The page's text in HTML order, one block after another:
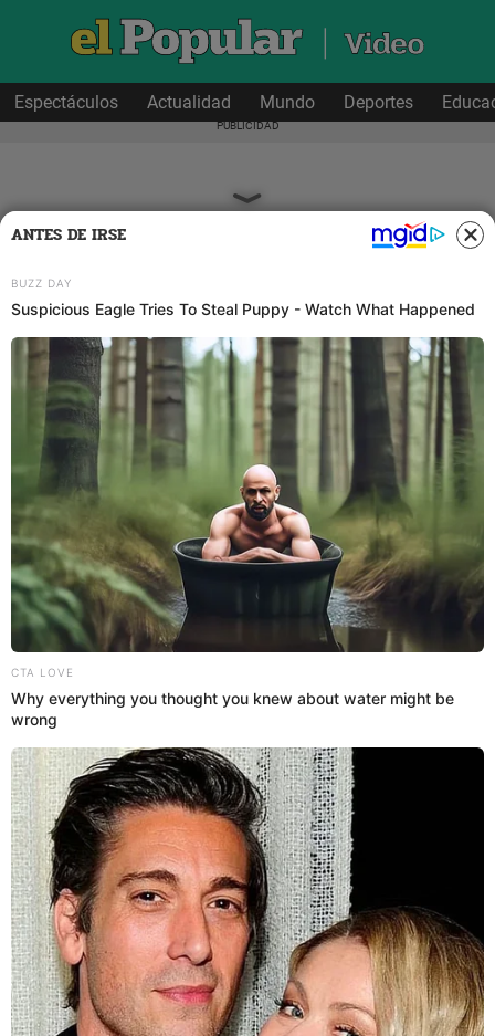
Espectáculos Actualidad Mundo Deportes
Videos
Dayanita presenta a imitador de Maluma
como su nuevo galán y sacan sus 'trapitos
sucios' a la luz
Magaly Medina reveló que nuevo galán de Dayanita
registraba requisitorias por tráfico de drogas.
5 de octubre de 2024 Compartir:
Estefani Hoyos
Estefani_Hoyos
elpopular.pe
elpopular.pe
05 Oct 2024 | 13:09 h
Actualizado05 Oct 2024 | 13:09 h
ANTES DE IRSE